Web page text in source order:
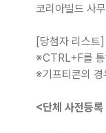
코리아빌드 사
[당첨자 리스트]
※CTRL+F를 통
※기프티콘의
<단체 사전등록